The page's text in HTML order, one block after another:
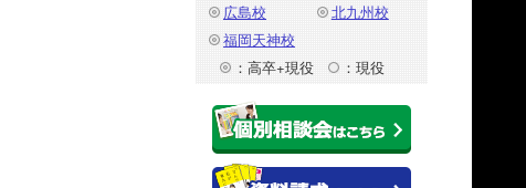
広島校
北九州校
福岡天神校
：高卒+現役
：現役